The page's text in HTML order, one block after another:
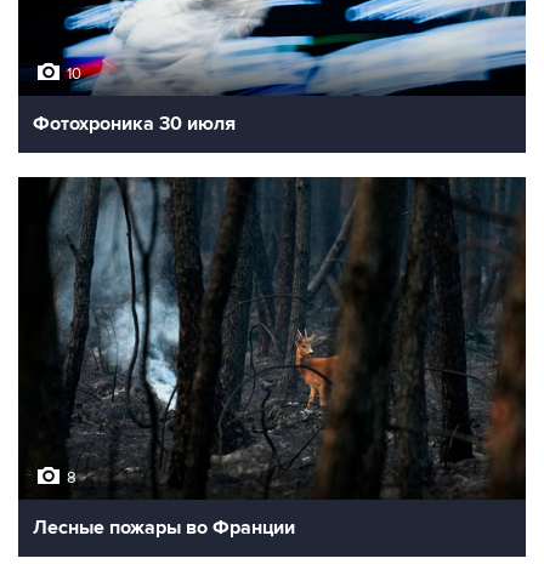
10
Фотохроника 30 июля
8
Лесные пожары во Франции